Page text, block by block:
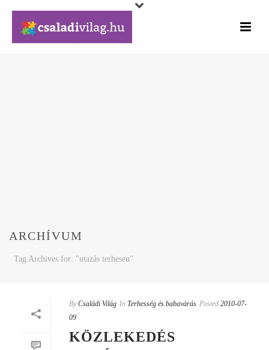
ARCHÍVUM
Tag Archives for: "utazás terhesen"
By Családi Világ In Terhesség és babavárás Posted 2010-07-
09
KÖZLEKEDÉS